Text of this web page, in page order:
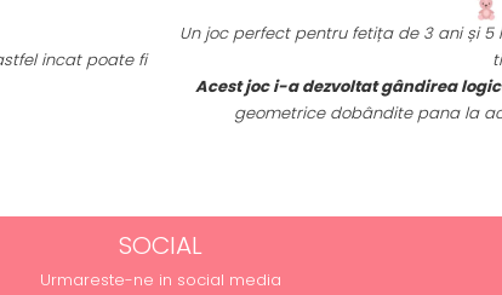
incat poate fi
Un joc perfect pentru fetița de 3 ani și
Acest joc i-a dezvoltat gândirea
geometrice dobândite pana la
SOCIAL
Urmareste-ne in social media